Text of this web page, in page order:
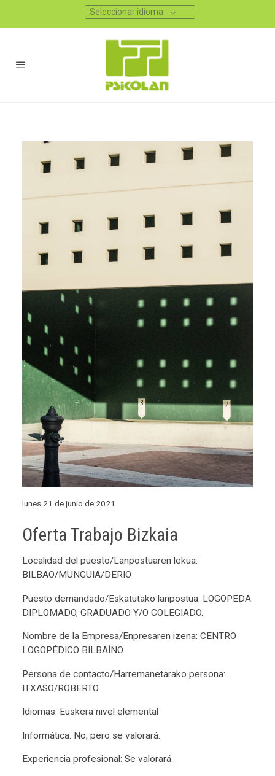
Seleccionar idioma
lunes 21 de junio de 2021
Oferta Trabajo Bizkaia
Localidad del puesto/Lanpostuaren lekua:
BILBAO/MUNGUIA/DERIO
Puesto demandado/Eskatutako lanpostua: LOGOPEDA
DIPLOMADO, GRADUADO Y/O COLEGIADO.
Nombre de la Empresa/Enpresaren izena: CENTRO
LOGOPÉDICO BILBAÍNO
Persona de contacto/Harremanetarako persona:
ITXASO/ROBERTO
Idiomas: Euskera nivel elemental
Informática: No, pero se valorará.
Experiencia profesional: Se valorará.